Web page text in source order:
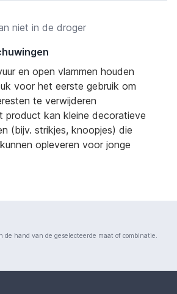
niet in de droger
en open vlammen houden
voor het eerste gebruik om
te verwijderen
product kan kleine decoratieve
(bijv. strikjes, knoopjes) die
opleveren voor jonge
de hand van de geselecteerde maat of combinatie.